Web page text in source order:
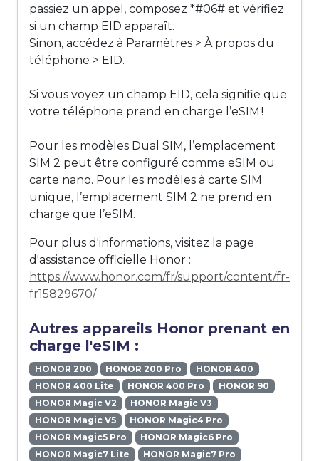
passiez un appel, composez *#06# et vérifiez
si un champ EID apparaît.
Sinon, accédez à Paramètres > À propos du
téléphone > EID.
Si vous voyez un champ EID, cela signifie que
votre téléphone prend en charge l’eSIM !
Pour les modèles Dual SIM, l’emplacement
SIM 2 peut être configuré comme eSIM ou
carte nano. Pour les modèles à carte SIM
unique, l’emplacement SIM 2 ne prend en
charge que l’eSIM.
Pour plus d'informations, visitez la page
d'assistance officielle Honor :
https://www.honor.com/fr/support/content/fr-
fr15829670/
Autres appareils Honor prenant en
charge l'eSIM :
HONOR 200 HONOR 200 Pro
HONOR 400
HONOR 400 Lite
HONOR 400 Pro
HONOR 90
HONOR Magic V2
HONOR Magic V3
HONOR Magic V5
HONOR Magic4 Pro
HONOR Magic5 Pro
HONOR Magic6 Pro
HONOR Magic7 Lite
HONOR Magic7 Pro